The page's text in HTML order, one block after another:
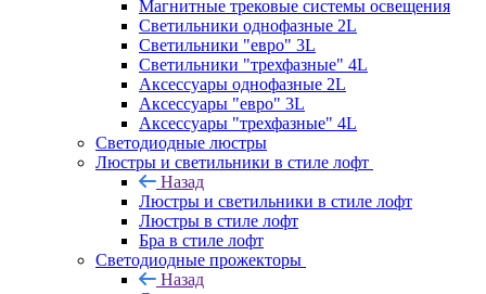
Магнитные трековые системы освещения
Светильники однофазные 2L
Светильники "евро" 3L
Светильники "трехфазные" 4L
Аксессуары однофазные 2L
Аксессуары "евро" 3L
Аксессуары "трехфазные" 4L
Светодиодные люстры
Люстры и светильники в стиле лофт
Назад
Люстры и светильники в стиле лофт
Люстры в стиле лофт
Бра в стиле лофт
Светодиодные прожекторы
Назад